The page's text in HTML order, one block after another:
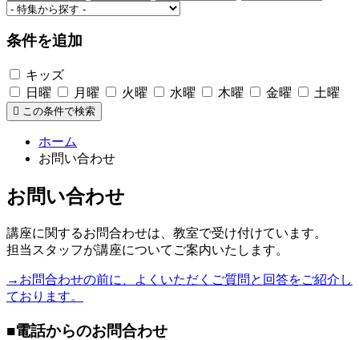
条件を追加
キッズ
日曜
月曜 火曜 水曜 木曜 金曜 土曜
この条件で検索
ホーム
お問い合わせ
お問い合わせ
講座に関するお問合わせは、教室で受け付けています。
担当スタッフが講座についてご案内いたします。
→お問合わせの前に、よくいただくご質問と回答をご紹介し
ております。
■電話からのお問合わせ